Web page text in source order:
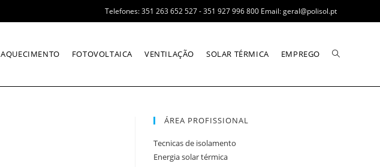
Telefones: 351 263 652 527 - 351 927 996 800 Email: geral@polisol.pt
AQUECIMENTO FOTOVOLTAICA VENTILAÇÃO SOLAR TÉRMICA EMPREGO
ÁREA PROFISSIONAL
Tecnicas de isolamento
Energia solar térmica